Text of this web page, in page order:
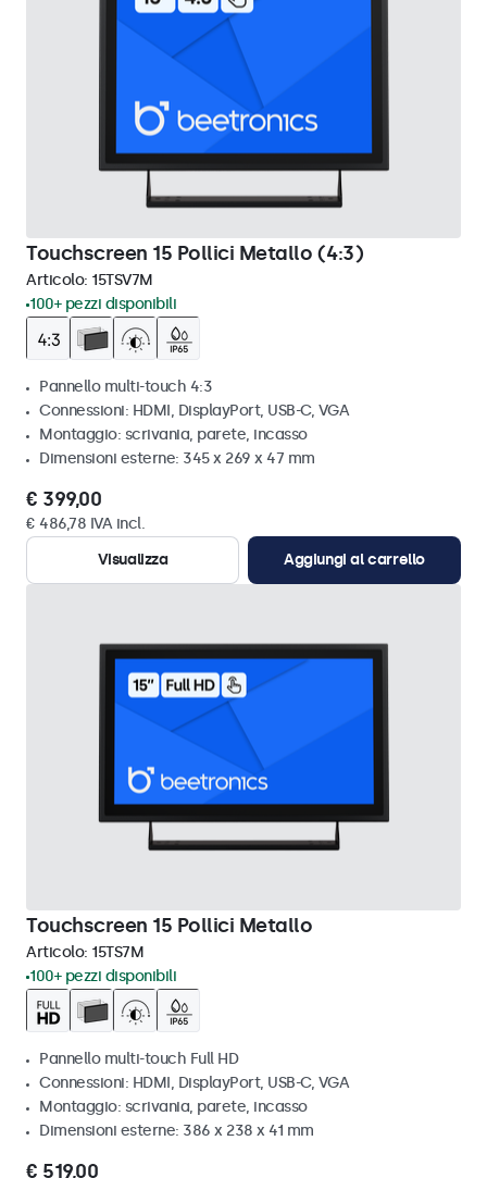
Touchscreen 15 Pollici Metallo (4:3)
Articolo: 15TSV7M
100+ pezzi disponibili
Pannello multi-touch 4:3
Connessioni: HDMI, DisplayPort, USB-C, VGA
Montaggio: scrivania, parete, incasso
Dimensioni esterne: 345 x 269 x 47 mm
€ 399,00
€ 486,78 IVA incl.
Visualizza
Aggiungi al carrello
Touchscreen 15 Pollici Metallo
Articolo: 15TS7M
100+ pezzi disponibili
Pannello multi-touch Full HD
Connessioni: HDMI, DisplayPort, USB-C, VGA
Montaggio: scrivania, parete, incasso
Dimensioni esterne: 386 x 238 x 41 mm
€ 519,00